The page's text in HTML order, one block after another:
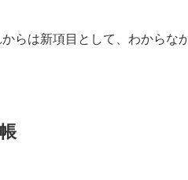
からは新項目として、わからな